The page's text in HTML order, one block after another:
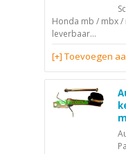
Honda mb / mbx
leverbaar...
[+] Toevoegen